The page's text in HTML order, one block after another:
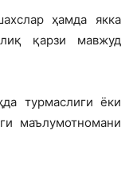
ҳамда якка
қарзи мавжуд
турмаслиги ёки
маълумотномани